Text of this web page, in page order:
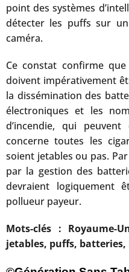
point des systèmes
détecter les puffs sur
caméra.
Ce constat confirme
doivent impérativement
la dissémination des
électroniques et les
d’incendie, qui
concerne toutes les
soient jetables ou pas.
par la gestion des
devraient logiquement
pollueur payeur.
Mots-clés : Royaume-
jetables, puffs, batteries,